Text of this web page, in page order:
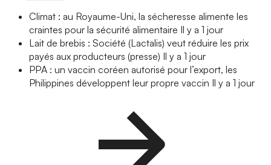
Climat : au Royaume-Uni, la sécheresse alimente les
craintes pour la sécurité alimentaire Il y a 1 jour
Lait de brebis : Société (Lactalis) veut réduire les prix
payés aux producteurs (presse) Il y a 1 jour
PPA : un vaccin coréen autorisé pour l’export, les
Philippines développent leur propre vaccin Il y a 1 jour